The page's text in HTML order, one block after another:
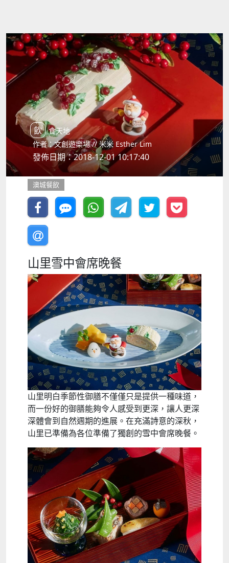
飲食天地
作者：文創遊樂場 // 米米 Esther Lim
發佈日期：2018-12-01 10:17:40
澳城餐飲
山里雪中會席晚餐
山里明白季節性御膳不僅僅只是提供一種味道，
而一份好的御膳能夠令人感受到更深，讓人更深
深體會到自然週期的進展。在充滿詩意的深秋，
山里已準備為各位準備了獨創的雪中會席晚餐。